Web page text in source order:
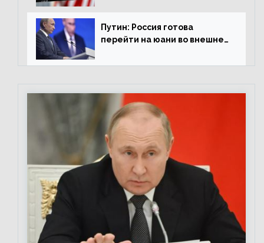
Путин: Россия готова
перейти на юани во внешней